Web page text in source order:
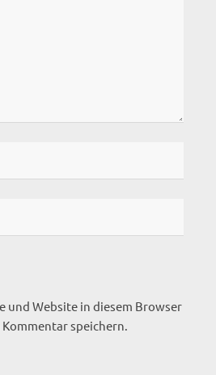
und Website in diesem Browser
speichern.